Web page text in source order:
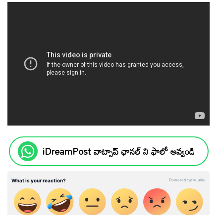
iDreamPost వాట్సాప్ ఛానల్ ని ఫాలో అవ్వండి